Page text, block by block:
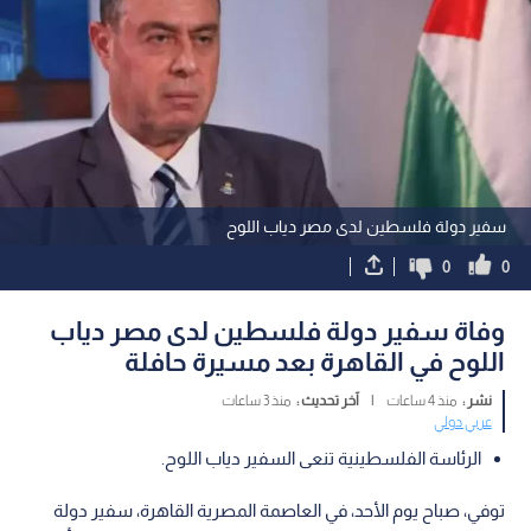
سفير دولة فلسطين لدى مصر دياب اللوح
0
0
وفاة سفير دولة فلسطين لدى مصر دياب
اللوح في القاهرة بعد مسيرة حافلة
نشر : منذ 4 ساعات آخر تحديث : منذ 3 ساعات
عربي دولي
الرئاسة الفلسطينية تنعى السفير دياب اللوح.
توفي، صباح يوم الأحد، في العاصمة المصرية القاهرة، سفير دولة